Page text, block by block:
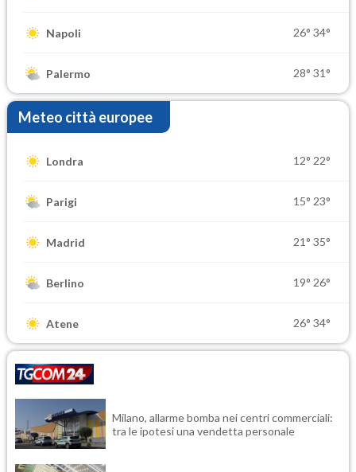
Napoli 26° 34°
Palermo 28° 31°
Meteo città europee
Londra 12° 22°
Parigi 15° 23°
Madrid 21° 35°
Berlino 19° 26°
Atene 26° 34°
Milano, allarme bomba nei centri commerciali:
tra le ipotesi una vendetta personale